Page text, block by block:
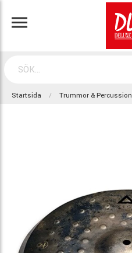
Startsida Trummor & Percussion